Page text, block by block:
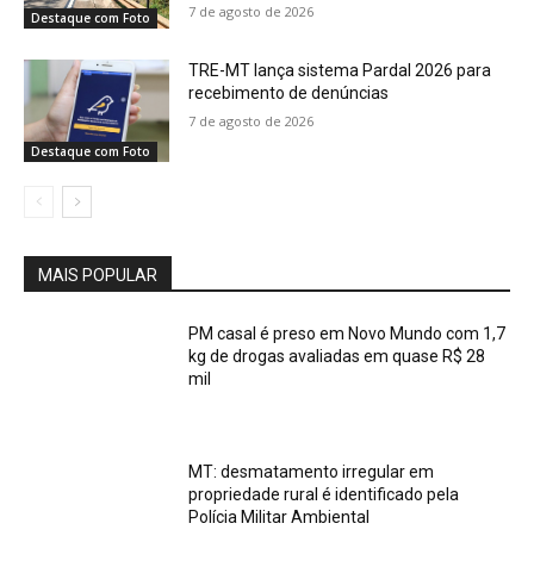
Destaque com Foto 7 de agosto de 2026
Destaque com Foto
TRE-MT lança sistema Pardal 2026 para
recebimento de denúncias
7 de agosto de 2026
MAIS POPULAR
PM casal é preso em Novo Mundo com 1,7
kg de drogas avaliadas em quase R$ 28
mil
MT: desmatamento irregular em
propriedade rural é identificado pela
Polícia Militar Ambiental